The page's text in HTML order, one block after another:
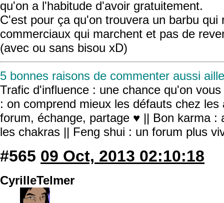
qu'on a l'habitude d'avoir gratuitement.
C'est pour ça qu'on trouvera un barbu
commerciaux qui marchent et pas de
(avec ou sans bisou xD)
5 bonnes raisons de commenter aussi
Trafic d'influence : une chance qu'on
: on comprend mieux les défauts chez
forum, échange, partage ♥ || Bon karma :
les chakras || Feng shui : un forum plus
#565 09 Oct, 2013 02:10:18
CyrilleTelmer